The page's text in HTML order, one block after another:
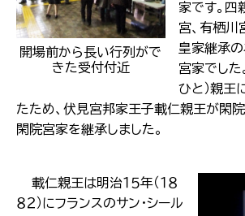
開場前から長い行列がで
きた受付付近
家です。四
宮、有栖川
皇家継承
宮家でした
ひと）親王
たため、伏見宮邦家王子載仁親王が閑
閑院宮家を継承しました。
載仁親王は明治１５年（１８
８２）にフランスのサン・シール